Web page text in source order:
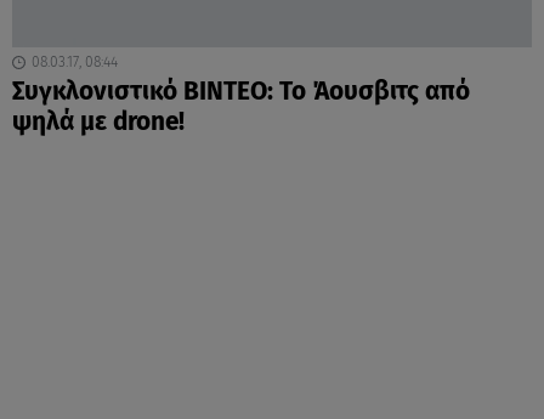
08.03.17, 08:44
Συγκλονιστικό ΒΙΝΤΕΟ: Το Άουσβιτς από
ψηλά με drone!